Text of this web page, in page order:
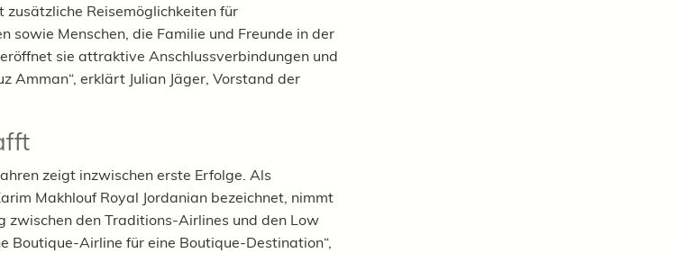
zusätzliche Reisemöglichkeiten für
sowie Menschen, die Familie und Freunde in der
sie attraktive Anschlussverbindungen und
Amman“, erklärt Julian Jäger, Vorstand der
zeigt inzwischen erste Erfolge. Als
Makhlouf Royal Jordanian bezeichnet, nimmt
zwischen den Traditions-Airlines und den Low
Boutique-Airline für eine Boutique-Destination“,